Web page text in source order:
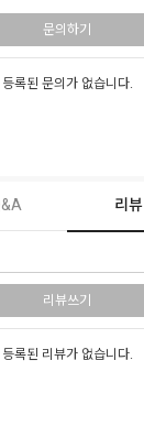
문의하기
등록된 문의가 없습니다.
리뷰
리뷰쓰기
등록된 리뷰가 없습니다.